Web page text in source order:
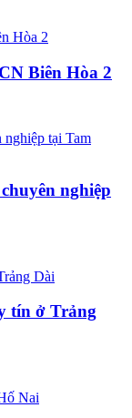
Biên Hòa 2
nghiệp
tín ở Trảng